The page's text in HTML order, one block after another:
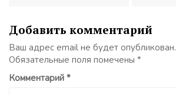
Добавить комментарий
Ваш адрес email не будет опубликован.
Обязательные поля помечены *
Комментарий *